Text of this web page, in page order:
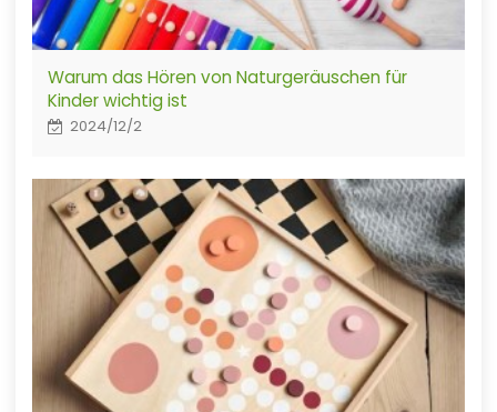
Warum das Hören von Naturgeräuschen für
Kinder wichtig ist
2024/12/2